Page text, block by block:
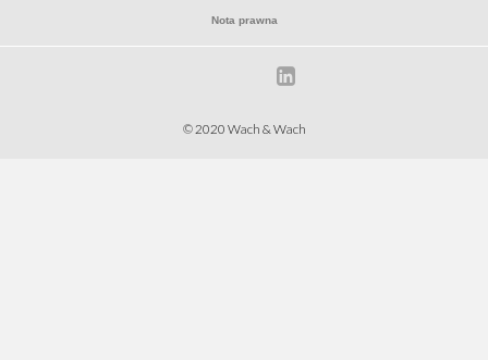
Nota prawna
© 2020 Wach & Wach